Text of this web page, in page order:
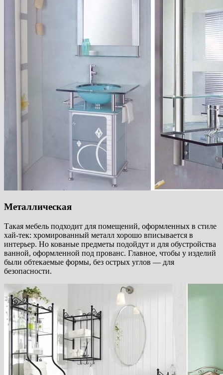
Металлическая
Такая мебель подходит для помещений, оформленных в стиле
хай-тек: хромированный металл хорошо вписывается в
интерьер. Но кованые предметы подойдут и для обустройства
ванной, оформленной под прованс. Главное, чтобы у изделий
были обтекаемые формы, без острых углов — для
безопасности.